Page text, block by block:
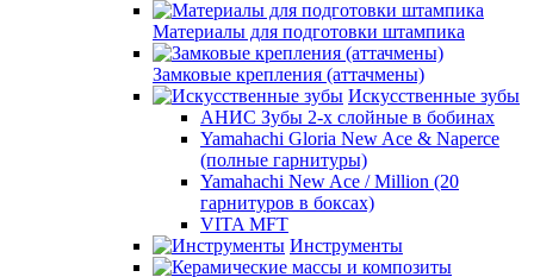
Материалы для подготовки штампика
Замковые крепления (аттачмены)
Искусственные зубы
АНИС Зубы 2-х слойные в бобинах
Yamahachi Gloria New Ace & Naperce
(полные гарнитуры)
Yamahachi New Ace / Million (20
гарнитуров в боксах)
VITA MFT
Инструменты